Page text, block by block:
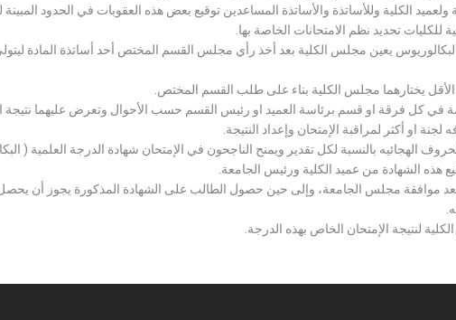
الكلية وللأساتذة والأساتذة المساعدين توقيع بعض هذه العقوبات في الحدود المبينة
للكليات تحديد نظم الامتحانات الخاصة بها.
البكالوريوس يعين مجلس الكلية بعد أخذ رأي مجلس القسم المختص أحد أساتذة المادة
يختارهما مجلس الكلية بناء على طلب القسم المختص.
في كل فرقة او قسم برئاسة العميد او رئيس القسم حسب الأحوال وتعرض عليهما نتيجة
او أكثر لمراقبة الإمتحان وإعداد النتيجة.
الهجائيه بالنسبة لكل تقدير ويمنح الناجحون في الإمتحان شهادة الدرجة العلمية (
هذه الشهادة من عميد الكلية ورئيس الجامعة.
موافقة مجلس الجامعة، وإلى حين حصول الطالب على الشهادة المذكورة يجوز أن يحصل
لنتيجة الإمتحان الخاص بهذه الدرجة.